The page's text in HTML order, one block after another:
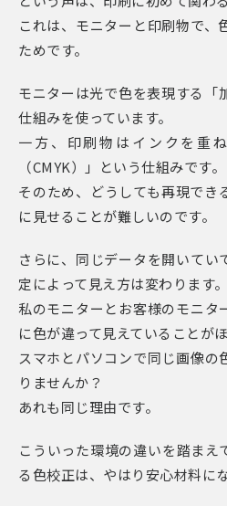
これは、モニターと印刷物で、
ためです。
モニターは光で色を表現する「
仕組みを使っています。
一方、印刷物はインクを重
（CMYK）」という仕組みです。
そのため、どうしても再現でき
に見せることが難しいのです。
さらに、同じデータを開いてい
定によって見え方は変わります。
私のモニターとお客様のモニタ
に色が違って見えていることが
スマホとパソコンで同じ画像の
りませんか？
あれも同じ理由です。
こういった環境の違いを踏まえ
る色校正は、やはり安心材料に